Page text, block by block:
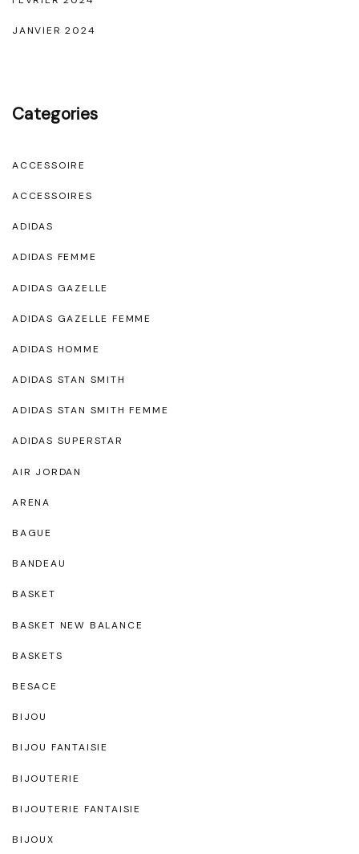
JANVIER 2024
Categories
ACCESSOIRE
ACCESSOIRES
ADIDAS
ADIDAS FEMME
ADIDAS GAZELLE
ADIDAS GAZELLE FEMME
ADIDAS HOMME
ADIDAS STAN SMITH
ADIDAS STAN SMITH FEMME
ADIDAS SUPERSTAR
AIR JORDAN
ARENA
BAGUE
BANDEAU
BASKET
BASKET NEW BALANCE
BASKETS
BESACE
BIJOU
BIJOU FANTAISIE
BIJOUTERIE
BIJOUTERIE FANTAISIE
BIJOUX